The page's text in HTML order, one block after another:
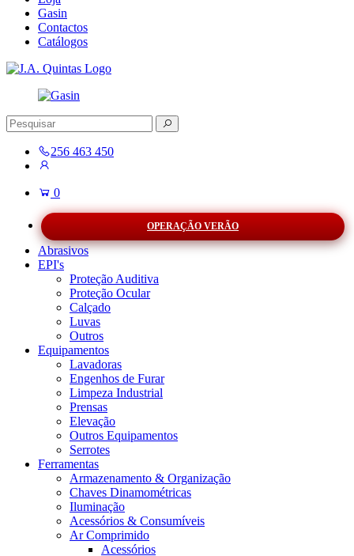
Gasin
Contactos
Catálogos
J.A. Quintas
Equipamento e acessórios para a indústria
256 463 450
0
OPERAÇÃO VERÃO
Abrasivos
EPI's
Proteção Auditiva
Proteção Ocular
Calçado
Luvas
Outros
Equipamentos
Lavadoras
Engenhos de Furar
Limpeza Industrial
Prensas
Elevação
Outros Equipamentos
Serrotes
Ferramentas
Armazenamento & Organização
Chaves Dinamométricas
Iluminação
Acessórios & Consumíveis
Ar Comprimido
Acessórios